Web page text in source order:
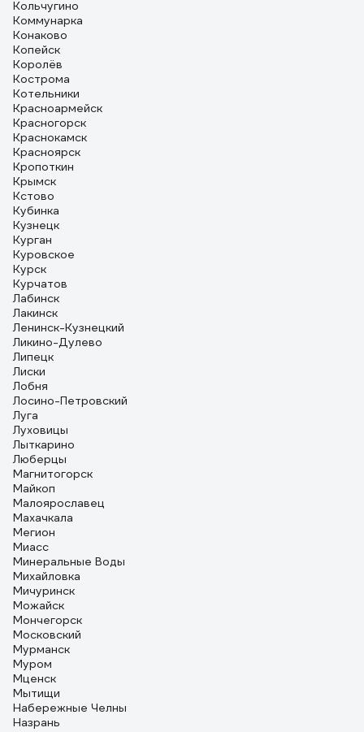
Кольчугино
Коммунарка
Конаково
Копейск
Королёв
Кострома
Котельники
Красноармейск
Красногорск
Краснокамск
Красноярск
Кропоткин
Крымск
Кстово
Кубинка
Кузнецк
Курган
Куровское
Курск
Курчатов
Лабинск
Лакинск
Ленинск-Кузнецкий
Ликино-Дулево
Липецк
Лиски
Лобня
Лосино-Петровский
Луга
Луховицы
Лыткарино
Люберцы
Магнитогорск
Майкоп
Малоярославец
Махачкала
Мегион
Миасс
Минеральные Воды
Михайловка
Мичуринск
Можайск
Мончегорск
Московский
Мурманск
Муром
Мценск
Мытищи
Набережные Челны
Назрань